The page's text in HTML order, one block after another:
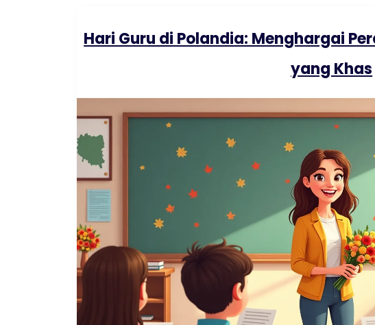
Hari Guru di Polandia: Menghargai
yang Khas